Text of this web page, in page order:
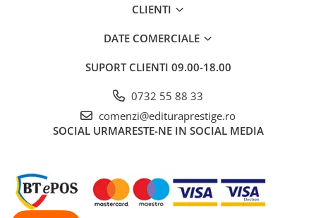
Carte Prescolara, Joc
Descopera lumea
Descopera si invata
Primele notiuni
Carti de colorat
CLIENTI
DATE COMERCIALE
SUPORT CLIENTI 09.00-18.00
0732 55 88 33
comenzi@edituraprestige.ro
SOCIAL URMARESTE-NE IN SOCIAL MEDIA